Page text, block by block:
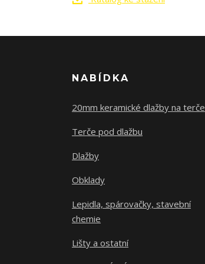
NABÍDKA
20mm keramické dlažby na terče
Terče pod dlažbu
Dlažby
Obklady
Lepidla, spárovačky, stavební
chemie
Lišty a ostatní